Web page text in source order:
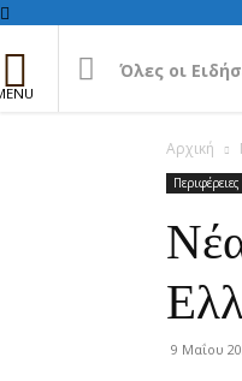
Όλες οι
Αρχική
Περιφέρειες
9 Μαΐου